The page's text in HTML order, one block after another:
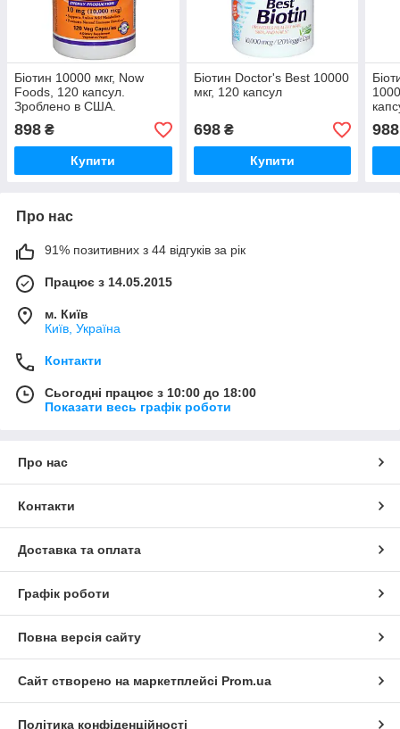
Біотин 10000 мкг, Now
Foods, 120 капсул.
Зроблено в США.
898 ₴
Купити
Біотин Doctor's Best 10000
мкг, 120 капсул
698₴
Купити
988
Про нас
91% позитивних з 44 відгуків за рік
Працює з 14.05.2015
м. Київ
Київ, Україна
Контакти
Сьогодні працює з 10:00 до 18:00
Показати весь графік роботи
Про нас
Контакти
Доставка та оплата
Графік роботи
Повна версія сайту
Сайт створено на маркетплейсі Prom.ua
Політика конфіденційності